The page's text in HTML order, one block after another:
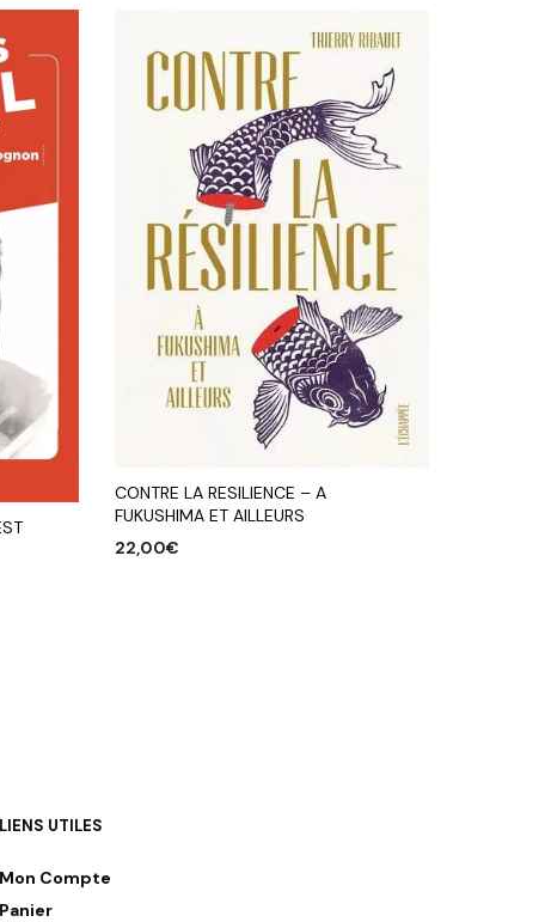
CONTRE LA RESILIENCE – A
FUKUSHIMA ET AILLEURS
22,00€
LIENS UTILES
Mon Compte
Panier